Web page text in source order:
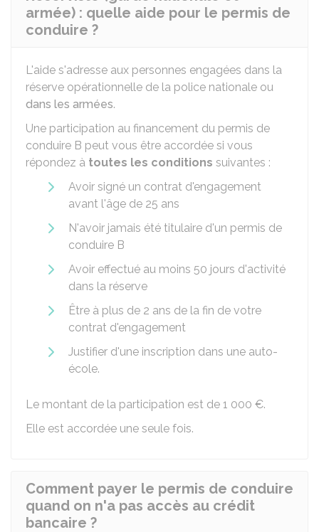
armée) : quelle aide pour le permis de
conduire ?
L'aide s'adresse aux personnes engagées dans la
réserve opérationnelle de la police nationale ou
dans les armées.
Une participation au financement du permis de
conduire B peut vous être accordée si vous
répondez à toutes les conditions suivantes :
Avoir signé un contrat d'engagement
avant l'âge de 25 ans
N'avoir jamais été titulaire d'un permis de
conduire B
Avoir effectué au moins 50 jours d'activité
dans la réserve
Être à plus de 2 ans de la fin de votre
contrat d'engagement
Justifier d'une inscription dans une auto-
école.
Le montant de la participation est de 1 000 €.
Elle est accordée une seule fois.
Comment payer le permis de conduire
quand on n'a pas accès au crédit
bancaire ?